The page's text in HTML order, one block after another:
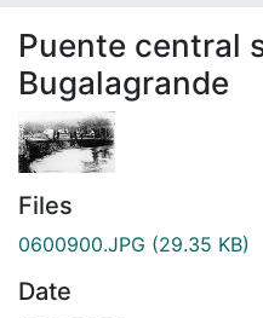
Puente central
Bugalagrande
Files
0600900.JPG (29.35 KB)
Date